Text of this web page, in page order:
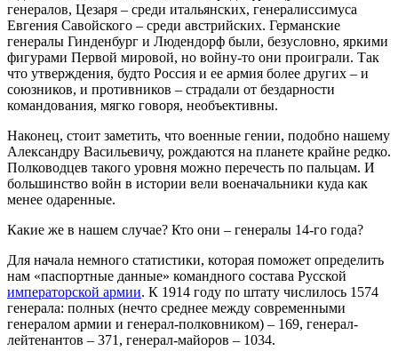
генералов, Цезаря – среди итальянских, генералиссимуса
Евгения Савойского – среди австрийских. Германские
генералы Гинденбург и Людендорф были, безусловно, яркими
фигурами Первой мировой, но войну-то они проиграли. Так
что утверждения, будто Россия и ее армия более других – и
союзников, и противников – страдали от бездарности
командования, мягко говоря, необъективны.
Наконец, стоит заметить, что военные гении, подобно нашему
Александру Васильевичу, рождаются на планете крайне редко.
Полководцев такого уровня можно перечесть по пальцам. И
большинство войн в истории вели военачальники куда как
менее одаренные.
Какие же в нашем случае? Кто они – генералы 14-го года?
Для начала немного статистики, которая поможет определить
нам «паспортные данные» командного состава Русской
императорской армии. К 1914 году по штату числилось 1574
генерала: полных (нечто среднее между современными
генералом армии и генерал-полковником) – 169, генерал-
лейтенантов – 371, генерал-майоров – 1034.